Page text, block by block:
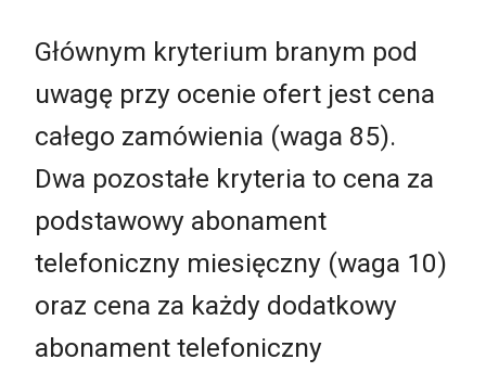
Głównym kryterium branym pod
uwagę przy ocenie ofert jest cena
całego zamówienia (waga 85).
Dwa pozostałe kryteria to cena za
podstawowy abonament
telefoniczny miesięczny (waga 10)
oraz cena za każdy dodatkowy
abonament telefoniczny